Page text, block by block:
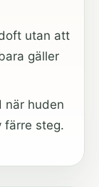
utan att
gäller
när huden
färre steg.